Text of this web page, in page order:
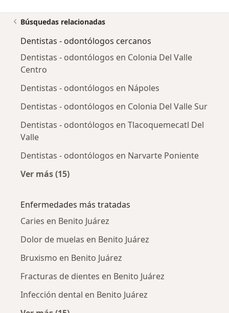
Búsquedas relacionadas
Dentistas - odontólogos cercanos
Dentistas - odontólogos en Colonia Del Valle
Centro
Dentistas - odontólogos en Nápoles
Dentistas - odontólogos en Colonia Del Valle Sur
Dentistas - odontólogos en Tlacoquemecatl Del
Valle
Dentistas - odontólogos en Narvarte Poniente
Ver más (15)
Enfermedades más tratadas
Caries en Benito Juárez
Dolor de muelas en Benito Juárez
Bruxismo en Benito Juárez
Fracturas de dientes en Benito Juárez
Infección dental en Benito Juárez